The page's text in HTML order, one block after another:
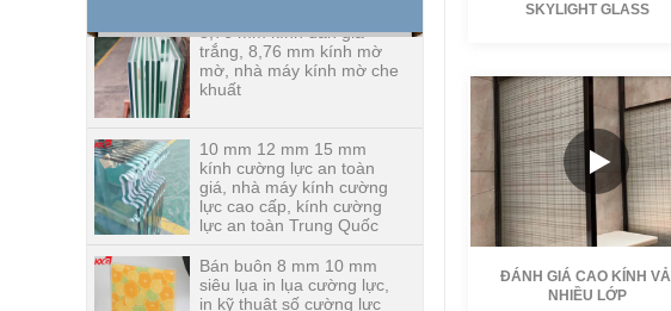
trắng, 8,76 mm kính mờ
mờ, nhà máy kính mờ che
khuất
kính cường lực an toàn
giá, nhà máy kính cường
lực cao cấp, kính cường
lực an toàn Trung Quốc
siêu lụa in lụa cường lực,
in kỹ thuật số cường lực
kính cường lực
SKYLIGHT GLASS
Thời lượng.:
Ngày: 2023-05-22
ĐÁNH GIÁ CAO KÍNH VẢI
NHIỀU LỚP